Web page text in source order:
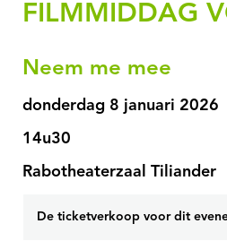
FILMMIDDAG
Neem me mee
donderdag 8 januari 2026
14u30
Rabotheaterzaal Tiliander
De ticketverkoop voor dit